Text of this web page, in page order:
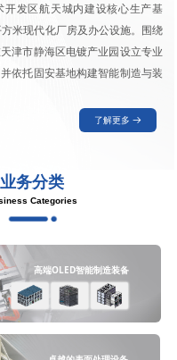
开发区航天城内建设核心生产基
米现代化厂房及办公设施。围绕
津市静海区电镀产业园设立专业
依托固安基地构建智能制造与装
了解更多 뀠
高端OLED智能制造装备
业务分类
Categories